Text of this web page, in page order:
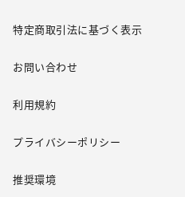
特定商取引法に基づく表示
お問い合わせ
利用規約
プライバシーポリシー
推奨環境